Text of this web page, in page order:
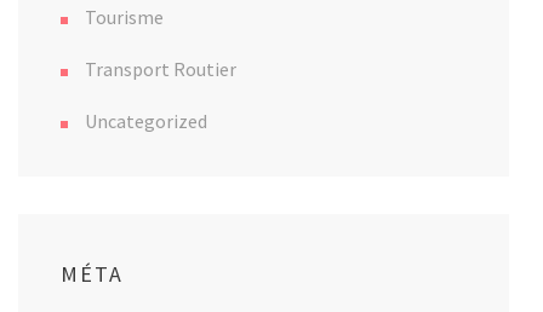
Tourisme
Transport Routier
Uncategorized
MÉTA